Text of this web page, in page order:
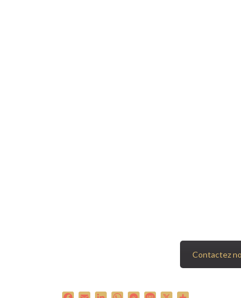
Contactez